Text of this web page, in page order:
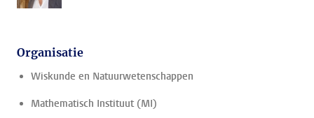
Organisatie
Wiskunde en Natuurwetenschappen
Mathematisch Instituut (MI)